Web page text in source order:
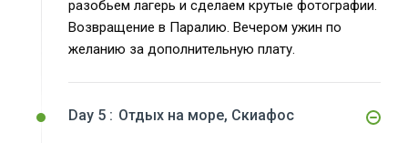
разобьем лагерь и сделаем крутые фотографии.
Возвращение в Паралию. Вечером ужин по
желанию за дополнительную плату.
Day 5 : Отдых на море, Скиафос